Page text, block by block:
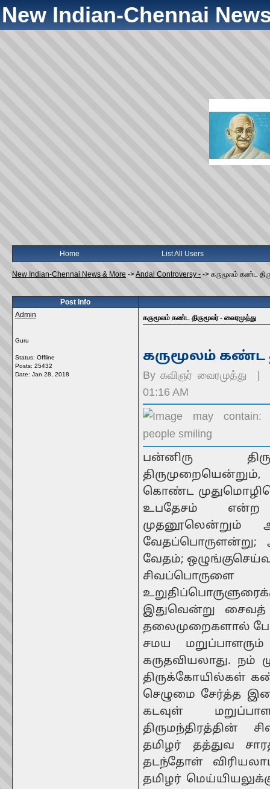
New Indian-Chennai
Home List All Users
New Indian-Chennai News & More ->Andal Controversy - -> கருமூலம் கண்ட
Post Info
Admin
Guru
Status: Offline
Posts: 25432
Date: Jan 28, 2018
கருமூலம் கண்ட திருமூலர் - வைரமுத்து
கருமூலம் கண்ட
Byகவிஞர் வைரமுத்து |
01:16 AM
பன்னிரு
கொண்ட
உபதேசம் என்ற
முதனூலென்றும்
வேதப்பொருளன்று;
வேதம்;
இதுவென்று சைவத்
தலைமுறைகளால்
சமய
கருதவியலாது. நம்
திருக்கோயில்கள்
செழுமை சேர்த்த
கடவுள்
திருமந்திரத்தின்
தமிழர் தத்துவ
தடந்தோள்
தமிழர்